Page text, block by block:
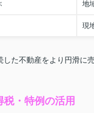
地
現
た不動産をより円滑に
・特例の活用